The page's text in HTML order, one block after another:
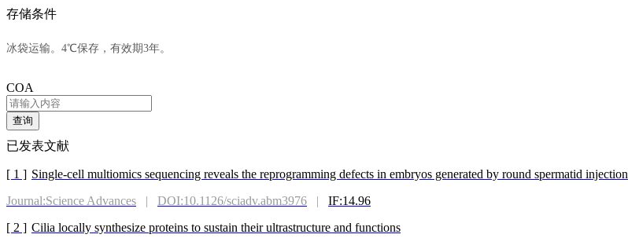
存储条件
冰袋运输。4℃保存，有效期3年。
COA
查询
已发表文献
[ 1 ] Single-cell multiomics sequencing reveals the reprogramming defects in embryos generated by round spermatid injection
Journal:Science Advances
| DOI:10.1126/sciadv.abm3976 |
IF:14.96
[ 2 ] Cilia locally synthesize proteins to sustain their ultrastructure and functions